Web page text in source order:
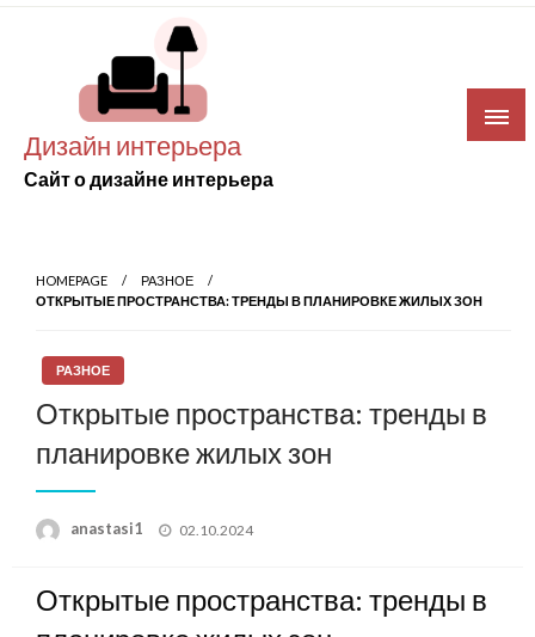
Skip
Дизайн интерьера
Сайт о дизайне интерьера
HOMEPAGE
РАЗНОЕ
ОТКРЫТЫЕ ПРОСТРАНСТВА: ТРЕНДЫ В ПЛАНИРОВКЕ ЖИЛЫХ ЗОН
РАЗНОЕ
Открытые пространства: тренды в
планировке жилых зон
anastasi1
Posted
02.10.2024
Открытые пространства: тренды в